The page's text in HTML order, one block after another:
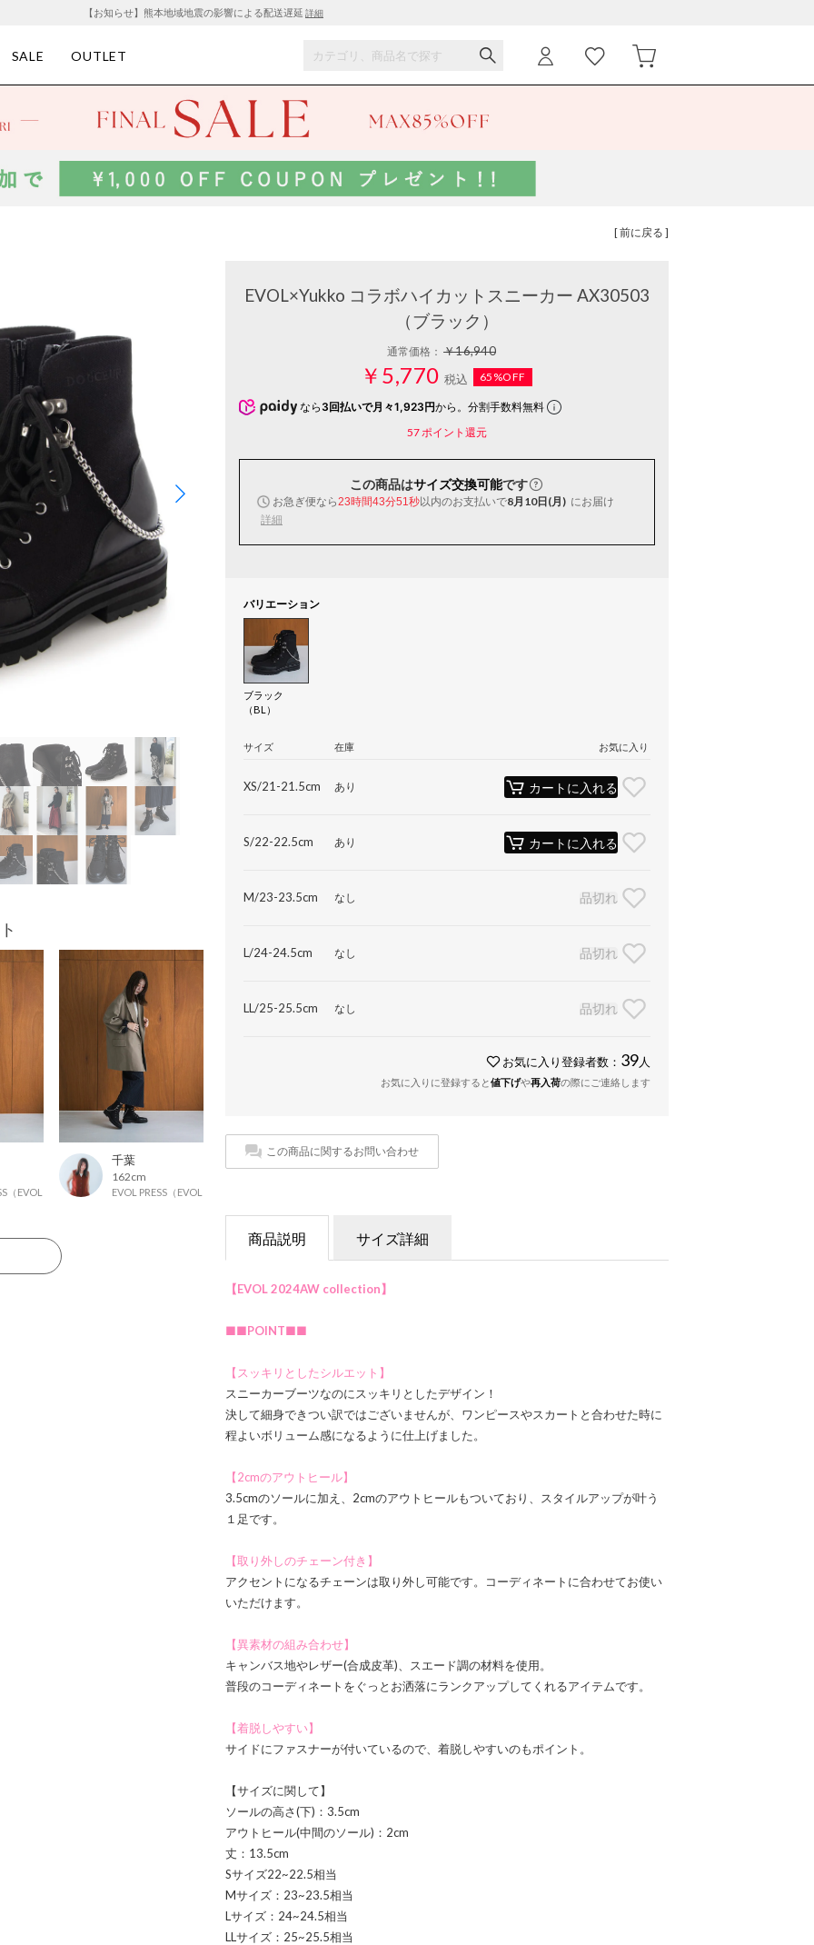
【お知らせ】熊本地域地震の影響による配送遅延 詳細
SALE OUTLET
[ 前に戻る ]
（EVOLプレス）
千葉
162cm
EVOL PRESS（EVOLプレス）
EVOL×Yukko コラボハイカットスニーカー AX30503
（ブラック）
通常価格：￥16,940
￥5,770 税込 65%OFF
なら 3回払いで月々1,923円から。分割手数料無料
57 ポイント還元
この商品はサイズ交換可能です
お急ぎ便なら23時間43分50秒以内のお支払いで8月10日(月) にお届け
詳細
バリエーション
ブラック
（BL）
サイズ 在庫 お気に入り
XS/21-21.5cm あり カートに入れる
S/22-22.5cm あり カートに入れる
M/23-23.5cm なし 品切れ
L/24-24.5cm なし 品切れ
LL/25-25.5cm なし 品切れ
お気に入り登録者数： 39 人
お気に入りに登録すると値下げや再入荷の際にご連絡します
この商品に関するお問い合わせ
商品説明 サイズ詳細
【EVOL 2024AW collection】
■■POINT■■
【スッキリとしたシルエット】
スニーカーブーツなのにスッキリとしたデザイン！
決して細身できつい訳ではございませんが、ワンピースやスカートと合わせた時に
程よいボリューム感になるように仕上げました。
【2cmのアウトヒール】
3.5cmのソールに加え、2cmのアウトヒールもついており、スタイルアップが叶う
１足です。
【取り外しのチェーン付き】
アクセントになるチェーンは取り外し可能です。コーディネートに合わせてお使い
いただけます。
【異素材の組み合わせ】
キャンバス地やレザー(合成皮革)、スエード調の材料を使用。
普段のコーディネートをぐっとお洒落にランクアップしてくれるアイテムです。
【着脱しやすい】
サイドにファスナーが付いているので、着脱しやすいのもポイント。
【サイズに関して】
ソールの高さ(下)：3.5cm
アウトヒール(中間のソール)：2cm
丈：13.5cm
Sサイズ22~22.5相当
Mサイズ：23~23.5相当
Lサイズ：24~24.5相当
LLサイズ：25~25.5相当